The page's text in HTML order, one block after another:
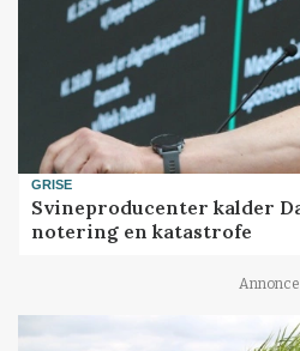
GRISE
Svineproducenter kalder
notering en katastrofe
Annonce